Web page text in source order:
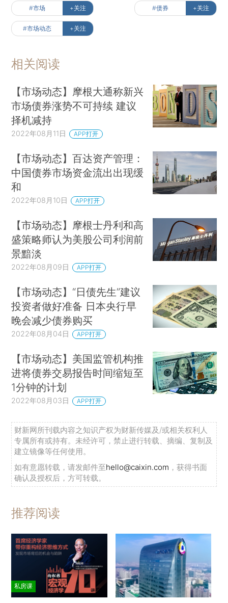
#市场 +关注 #债券 +关注
#市场动态 +关注
相关阅读
【市场动态】摩根大通称新兴
市场债券涨势不可持续 建议
择机减持
2022年08月11日 APP打开
【市场动态】百达资产管理：
中国债券市场资金流出出现缓
和
2022年08月10日 APP打开
【市场动态】摩根士丹利和高
盛策略师认为美股公司利润前
景黯淡
2022年08月09日 APP打开
【市场动态】“日债先生”建议
投资者做好准备 日本央行早
晚会减少债券购买
2022年08月04日 APP打开
【市场动态】美国监管机构推
进将债券交易报告时间缩短至
1分钟的计划
2022年08月03日 APP打开
财新网所刊载内容之知识产权为财新传媒及/或相关权利人
专属所有或持有。未经许可，禁止进行转载、摘编、复制及
建立镜像等任何使用。
如有意愿转载，请发邮件至hello@caixin.com ，获得书面
确认及授权后，方可转载。
推荐阅读
私房课